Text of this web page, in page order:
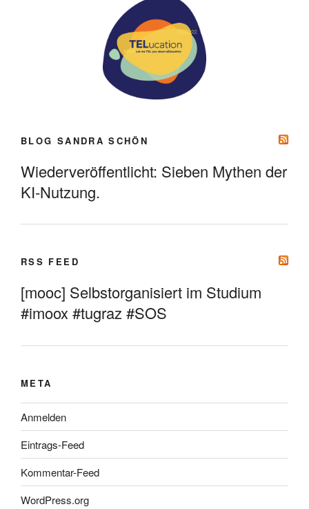
BLOG SANDRA SCHÖN
Wiederveröffentlicht: Sieben Mythen der
KI-Nutzung.
RSS FEED
[mooc] Selbstorganisiert im Studium
#imoox #tugraz #SOS
META
Anmelden
Eintrags-Feed
Kommentar-Feed
WordPress.org